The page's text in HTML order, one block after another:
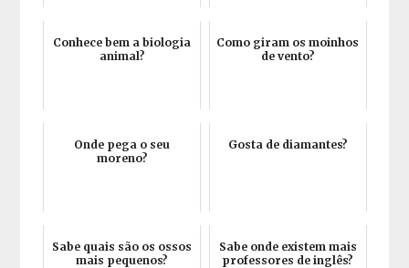
Conhece bem a biologia
animal?
Como giram os moinhos
de vento?
Onde pega o seu
moreno?
Gosta de diamantes?
Sabe quais são os ossos
mais pequenos?
Sabe onde existem mais
professores de inglês?